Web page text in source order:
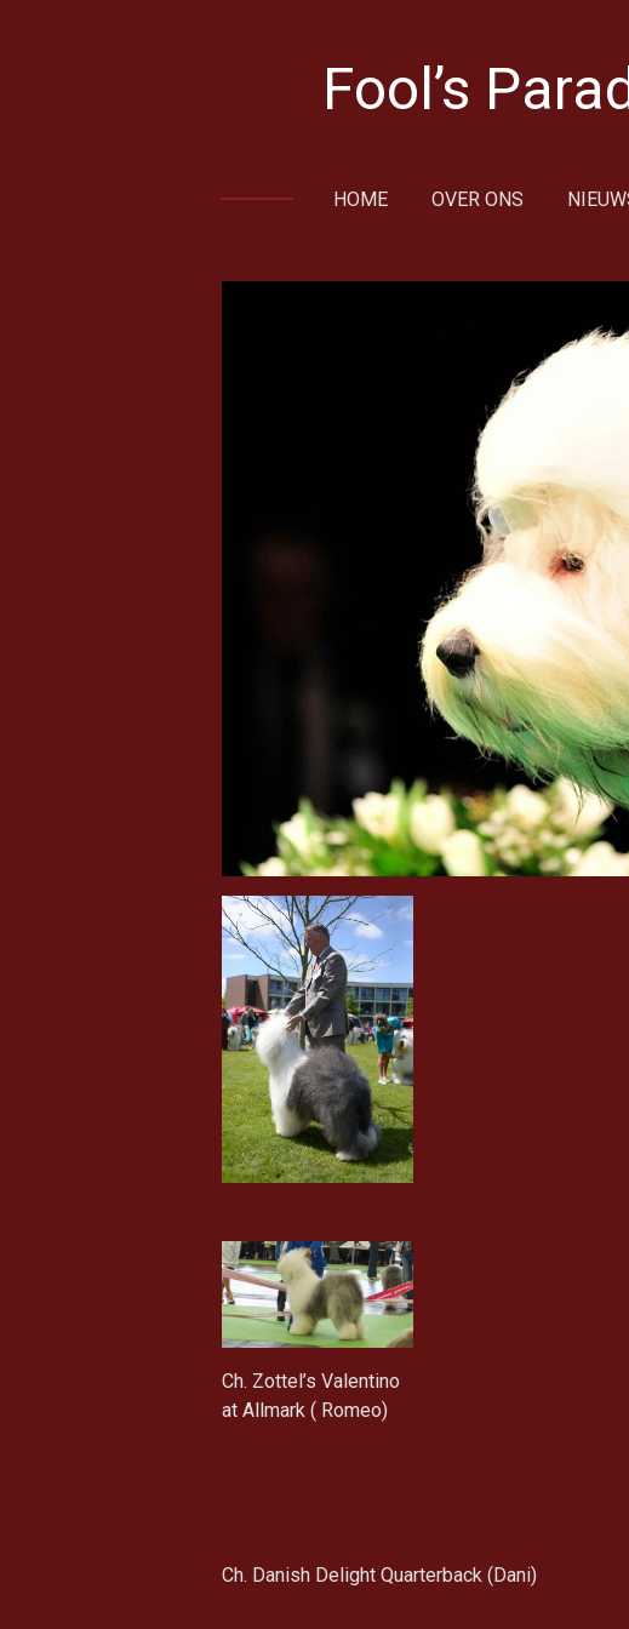
Fool’s
HOME OVER ONS
Ch. Zottel’s Valentino
at Allmark ( Romeo)
Ch. Danish Delight Quarterback (Dani)